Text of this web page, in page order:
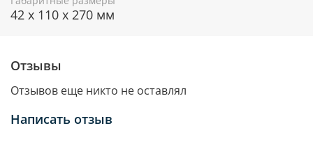
42 х 110 х 270 мм
Отзывы
Отзывов еще никто не оставлял
Написать отзыв